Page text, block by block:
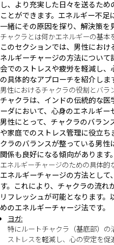
し、より充実した日々を送るた
ことができます。エネルギー不足
一緒にその原因を探り、解決策を
チャクラとは何かエネルギーの基本
このセクションでは、男性にお
ネルギーチャージの方法について
会でのストレスや疲労を軽減し
の具体的なアプローチを紹介しま
男性におけるチャクラの役割とバラ
チャクラは、インドの伝統的な医
ーダにおいて、心身のエネルギー
男性にとって、チャクラのバラン
や家庭でのストレス管理に役立ち
クラのバランスが整っている男性
関係も良好になる傾向があります。
エネルギーチャージのための具体的
エネルギーチャージの方法として
す。これにより、チャクラの流れ
リフレッシュが可能となります
めのエネルギーチャージ法です。
ヨガ:
特にルートチャクラ（基底部）の
ストレスを軽減し、心の安定を促